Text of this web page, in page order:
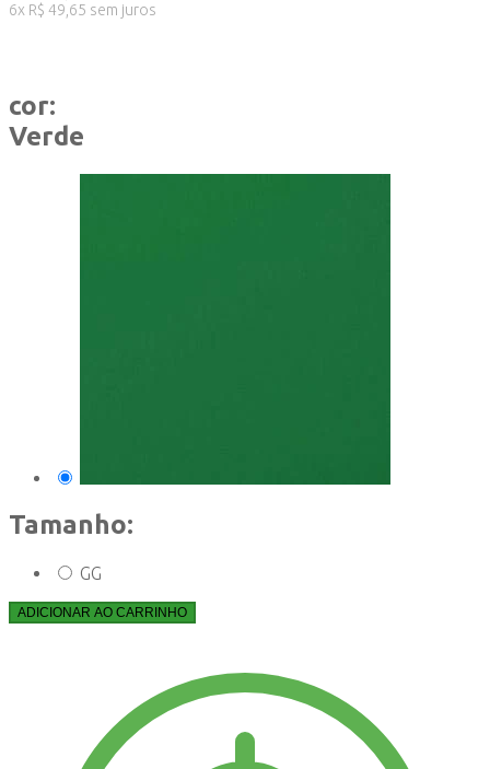
6x R$ 49,65 sem juros
cor:
Verde
Tamanho:
GG
ADICIONAR AO CARRINHO